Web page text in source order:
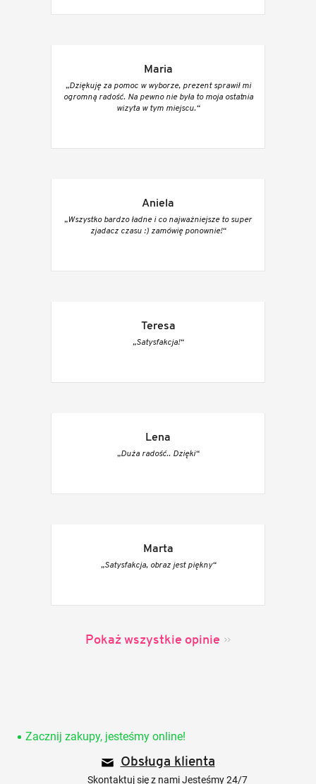
Maria
„Dziękuję za pomoc w wyborze, prezent sprawił mi
ogromną radość. Na pewno nie była to moja ostatnia
wizyta w tym miejscu.“
Aniela
„Wszystko bardzo ładne i co najważniejsze to super
zjadacz czasu :) zamówię ponownie!“
Teresa
„Satysfakcja!“
Lena
„Duża radość.. Dzięki“
Marta
„Satysfakcja, obraz jest piękny“
Pokaż wszystkie opinie
Zacznij zakupy, jesteśmy online!
Obsługa klienta
Skontaktuj się z nami Jesteśmy 24/7